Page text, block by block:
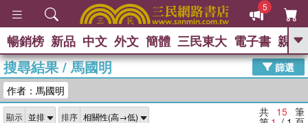
5
GO
暢銷榜 新品 中文 外文 簡體 三民東大 電子書 親子
搜尋結果/馬國明
篩選
作者：馬國明
顯示 排序 共 15 筆